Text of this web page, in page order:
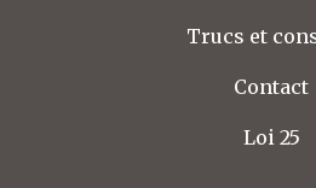
Trucs et
Contact
Loi 25